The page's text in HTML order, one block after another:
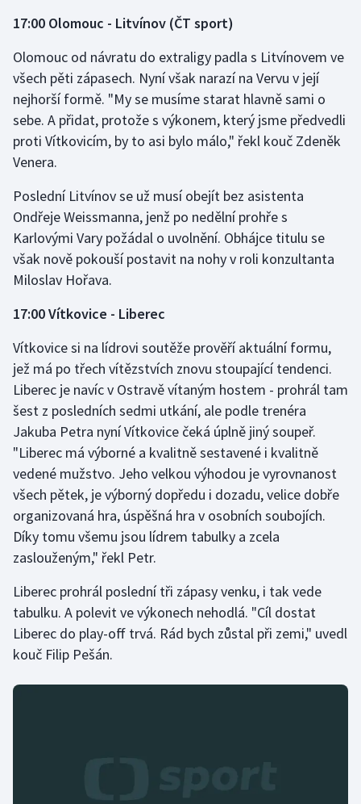
Golf
Gymnastika
Házená
Jezdectví
Krasobruslení
Lezení
Moderní pětiboj
Motorsport
Olympijské hry
Parasport
Plavání
Plážový volejbal
Rychlobruslení
Rychlostní kanoistika
Short track
17:00 Olomouc - Litvínov (ČT sport)
Olomouc od návratu do extraligy padla s Litvínovem ve
všech pěti zápasech. Nyní však narazí na Vervu v její
nejhorší formě. "My se musíme starat hlavně sami o
sebe. A přidat, protože s výkonem, který jsme předvedli
proti Vítkovicím, by to asi bylo málo," řekl kouč Zdeněk
Venera.
Poslední Litvínov se už musí obejít bez asistenta
Ondřeje Weissmanna, jenž po nedělní prohře s
Karlovými Vary požádal o uvolnění. Obhájce titulu se
však nově pokouší postavit na nohy v roli konzultanta
Miloslav Hořava.
17:00 Vítkovice - Liberec
Vítkovice si na lídrovi soutěže prověří aktuální formu,
jež má po třech vítězstvích znovu stoupající tendenci.
Liberec je navíc v Ostravě vítaným hostem - prohrál tam
šest z posledních sedmi utkání, ale podle trenéra
Jakuba Petra nyní Vítkovice čeká úplně jiný soupeř.
"Liberec má výborné a kvalitně sestavené i kvalitně
vedené mužstvo. Jeho velkou výhodou je vyrovnanost
všech pětek, je výborný dopředu i dozadu, velice dobře
organizovaná hra, úspěšná hra v osobních soubojích.
Díky tomu všemu jsou lídrem tabulky a zcela
zaslouženým," řekl Petr.
Liberec prohrál poslední tři zápasy venku, i tak vede
tabulku. A polevit ve výkonech nehodlá. "Cíl dostat
Liberec do play-off trvá. Rád bych zůstal při zemi," uvedl
kouč Filip Pešán.